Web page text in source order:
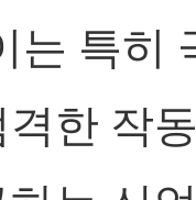
는 특히
한 작